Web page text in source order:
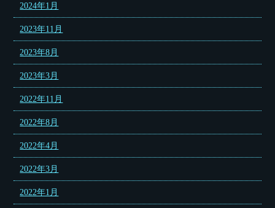
2024年1月
2023年11月
2023年8月
2023年3月
2022年11月
2022年8月
2022年4月
2022年3月
2022年1月